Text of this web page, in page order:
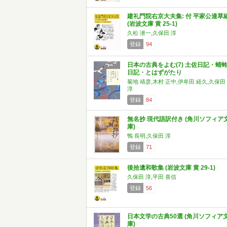
建礼門院右京大夫集: 付 平家公達草
(岩波文庫 黄 25-1)
久松 潜一,久保田 淳
登録
94
日本の古典をよむ(7) 土佐日記・蜻蛉
日記・とはずがたり
菊地 靖彦,木村 正中,伊牟田 経久,久保田
淳
登録
84
無名抄 現代語訳付き (角川ソフィア
庫)
鴨 長明,久保田 淳
登録
71
後拾遺和歌集 (岩波文庫 黄 29-1)
久保田 淳,平田 喜信
登録
56
日本文学の古典50選 (角川ソフィア
庫)